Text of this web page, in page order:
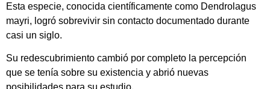
Esta especie, conocida científicamente como Dendrolagus
mayri, logró sobrevivir sin contacto documentado durante
casi un siglo.
Su redescubrimiento cambió por completo la percepción
que se tenía sobre su existencia y abrió nuevas
posibilidades para su estudio.